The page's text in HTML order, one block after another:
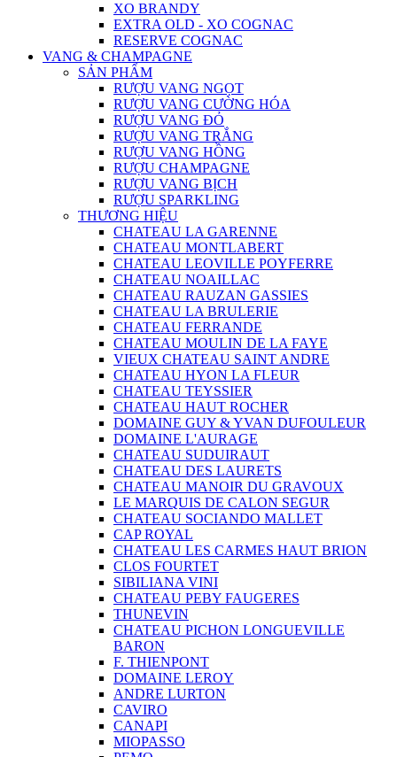
XO BRANDY
EXTRA OLD - XO COGNAC
RESERVE COGNAC
VANG & CHAMPAGNE
SẢN PHẨM
RƯỢU VANG NGỌT
RƯỢU VANG CƯỜNG HÓA
RƯỢU VANG ĐỎ
RƯỢU VANG TRẮNG
RƯỢU VANG HỒNG
RƯỢU CHAMPAGNE
RƯỢU VANG BỊCH
RƯỢU SPARKLING
THƯƠNG HIỆU
CHATEAU LA GARENNE
CHATEAU MONTLABERT
CHATEAU LEOVILLE POYFERRE
CHATEAU NOAILLAC
CHATEAU RAUZAN GASSIES
CHATEAU LA BRULERIE
CHATEAU FERRANDE
CHATEAU MOULIN DE LA FAYE
VIEUX CHATEAU SAINT ANDRE
CHATEAU HYON LA FLEUR
CHATEAU TEYSSIER
CHATEAU HAUT ROCHER
DOMAINE GUY & YVAN DUFOULEUR
DOMAINE L'AURAGE
CHATEAU SUDUIRAUT
CHATEAU DES LAURETS
CHATEAU MANOIR DU GRAVOUX
LE MARQUIS DE CALON SEGUR
CHATEAU SOCIANDO MALLET
CAP ROYAL
CHATEAU LES CARMES HAUT BRION
CLOS FOURTET
SIBILIANA VINI
CHATEAU PEBY FAUGERES
THUNEVIN
CHATEAU PICHON LONGUEVILLE
BARON
F. THIENPONT
DOMAINE LEROY
ANDRE LURTON
CAVIRO
CANAPI
MIOPASSO